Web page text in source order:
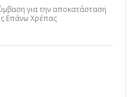
για την αποκατάσταση
Επάνω Χρέπας